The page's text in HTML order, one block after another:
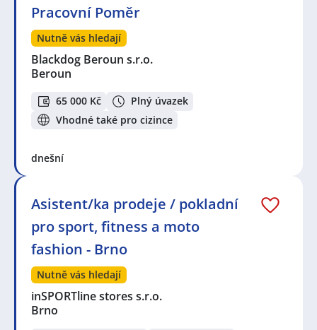
Pracovní Poměr
Nutně vás hledají
Blackdog Beroun s.r.o.
Beroun
65 000 Kč
Plný úvazek
Vhodné také pro cizince
dnešní
Asistent/ka prodeje / pokladní
pro sport, fitness a moto
fashion - Brno
Nutně vás hledají
inSPORTline stores s.r.o.
Brno